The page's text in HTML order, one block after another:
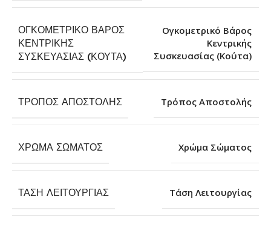
ΟΓΚΟΜΕΤΡΙΚΌ ΒΆΡΟΣ
ΚΕΝΤΡΙΚΉΣ
ΣΥΣΚΕΥΑΣΊΑΣ (ΚΟΎΤΑ)
Ογκομετρικό Βάρος
Κεντρικής
Συσκευασίας (Κούτα)
ΤΡΌΠΟΣ ΑΠΟΣΤΟΛΉΣ Τρόπος Αποστολής
ΧΡΏΜΑ ΣΏΜΑΤΟΣ Χρώμα Σώματος
ΤΆΣΗ ΛΕΙΤΟΥΡΓΊΑΣ Τάση Λειτουργίας